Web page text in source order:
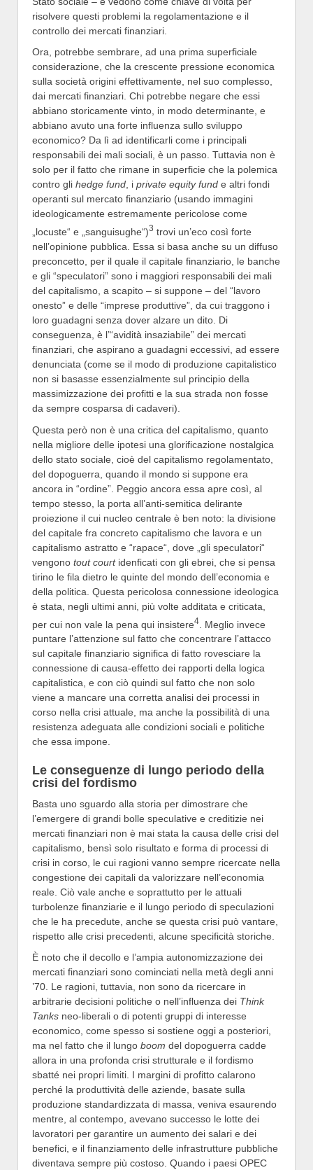
risolvere questi problemi la regolamentazione e il
controllo dei mercati finanziari.
Ora, potrebbe sembrare, ad una prima superficiale
considerazione, che la crescente pressione economica
sulla società origini effettivamente, nel suo complesso,
dai mercati finanziari. Chi potrebbe negare che essi
abbiano storicamente vinto, in modo determinante, e
abbiano avuto una forte influenza sullo sviluppo
economico? Da lì ad identificarli come i principali
responsabili dei mali sociali, è un passo. Tuttavia non è
solo per il fatto che rimane in superficie che la polemica
contro gli hedge fund, i private equity fund e altri fondi
operanti sul mercato finanziario (usando immagini
ideologicamente estremamente pericolose come
„locuste“ e „sanguisughe“)3 trovi un’eco così forte
nell’opinione pubblica. Essa si basa anche su un diffuso
preconcetto, per il quale il capitale finanziario, le banche
e gli “speculatori” sono i maggiori responsabili dei mali
del capitalismo, a scapito – si suppone – del “lavoro
onesto” e delle “imprese produttive”, da cui traggono i
loro guadagni senza dover alzare un dito. Di
conseguenza, è l’“avidità insaziabile” dei mercati
finanziari, che aspirano a guadagni eccessivi, ad essere
denunciata (come se il modo di produzione capitalistico
non si basasse essenzialmente sul principio della
massimizzazione dei profitti e la sua strada non fosse
da sempre cosparsa di cadaveri).
Questa però non è una critica del capitalismo, quanto
nella migliore delle ipotesi una glorificazione nostalgica
dello stato sociale, cioè del capitalismo regolamentato,
del dopoguerra, quando il mondo si suppone era
ancora in “ordine”. Peggio ancora essa apre così, al
tempo stesso, la porta all’anti-semitica delirante
proiezione il cui nucleo centrale è ben noto: la divisione
del capitale fra concreto capitalismo che lavora e un
capitalismo astratto e “rapace“, dove „gli speculatori“
vengono tout court idenficati con gli ebrei, che si pensa
tirino le fila dietro le quinte del mondo dell’economia e
della politica. Questa pericolosa connessione ideologica
è stata, negli ultimi anni, più volte additata e criticata,
per cui non vale la pena qui insistere4 . Meglio invece
puntare l’attenzione sul fatto che concentrare l’attacco
sul capitale finanziario significa di fatto rovesciare la
connessione di causa-effetto dei rapporti della logica
capitalistica, e con ciò quindi sul fatto che non solo
viene a mancare una corretta analisi dei processi in
corso nella crisi attuale, ma anche la possibilità di una
resistenza adeguata alle condizioni sociali e politiche
che essa impone.
Le conseguenze di lungo periodo della
crisi del fordismo
Basta uno sguardo alla storia per dimostrare che
l’emergere di grandi bolle speculative e creditizie nei
mercati finanziari non è mai stata la causa delle crisi del
capitalismo, bensì solo risultato e forma di processi di
crisi in corso, le cui ragioni vanno sempre ricercate nella
congestione dei capitali da valorizzare nell’economia
reale. Ciò vale anche e soprattutto per le attuali
turbolenze finanziarie e il lungo periodo di speculazioni
che le ha precedute, anche se questa crisi può vantare,
rispetto alle crisi precedenti, alcune specificità storiche.
È noto che il decollo e l’ampia autonomizzazione dei
mercati finanziari sono cominciati nella metà degli anni
’70. Le ragioni, tuttavia, non sono da ricercare in
arbitrarie decisioni politiche o nell’influenza dei Think
Tanks neo-liberali o di potenti gruppi di interesse
economico, come spesso si sostiene oggi a posteriori,
ma nel fatto che il lungo boom del dopoguerra cadde
allora in una profonda crisi strutturale e il fordismo
sbatté nei propri limiti. I margini di profitto calarono
perché la produttività delle aziende, basate sulla
produzione standardizzata di massa, veniva esaurendo
mentre, al contempo, avevano successo le lotte dei
lavoratori per garantire un aumento dei salari e dei
benefici, e il finanziamento delle infrastrutture pubbliche
diventava sempre più costoso. Quando i paesi OPEC